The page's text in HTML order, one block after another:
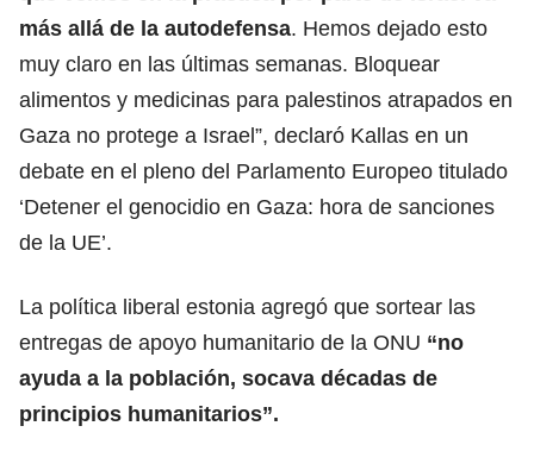
más allá de la autodefensa. Hemos dejado esto
muy claro en las últimas semanas. Bloquear
alimentos y medicinas para palestinos atrapados en
Gaza no protege a Israel”, declaró Kallas en un
debate en el pleno del Parlamento Europeo titulado
‘Detener el genocidio en Gaza: hora de sanciones
de la UE’.
La política liberal estonia agregó que sortear las
entregas de apoyo humanitario de la ONU “no
ayuda a la población, socava décadas de
principios humanitarios”.